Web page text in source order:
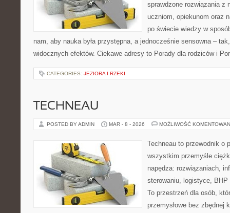
sprawdzone rozwiązania z
uczniom, opiekunom oraz
po świecie wiedzy w
nam, aby nauka była przystępna, a jednocześnie sensowna –
widocznych efektów. Ciekawe adresy to Porady dla rodziców i
CATEGORIES: JEZIORA I RZEKI
TECHNEAU
POSTED BY ADMIN MAR - 8 - 2026 MOŻLIWOŚĆ
Techneau to przewodnik o
wszystkim przemyśle
napędza: rozwiązaniach,
sterowaniu, logistyce,
To przestrzeń dla osób,
przemysłowe bez zbędnej